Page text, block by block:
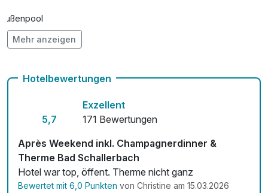
Außenpool
Vielseitiger Wellnessbereich
Fitnessgeräte stehen bereit
Kostenloses W-LAN
Zimmerservice verfügbar
Mit Hotelbar
Mehr anzeigen
Hotelbewertungen
5,7
Exzellent
171 Bewertungen
Après Weekend inkl. Champagnerdinner &
Therme Bad Schallerbach
Hotel war top, öffent. Therme nicht ganz
Bewertet mit 6,0 Punkten von Christine am 15.03.2026